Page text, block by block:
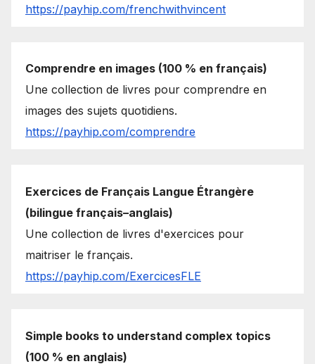
https://payhip.com/frenchwithvincent
Comprendre en images (100 % en français)
Une collection de livres pour comprendre en
images des sujets quotidiens.
https://payhip.com/comprendre
Exercices de Français Langue Étrangère
(bilingue français–anglais)
Une collection de livres d'exercices pour
maitriser le français.
https://payhip.com/ExercicesFLE
Simple books to understand complex topics
(100 % en anglais)